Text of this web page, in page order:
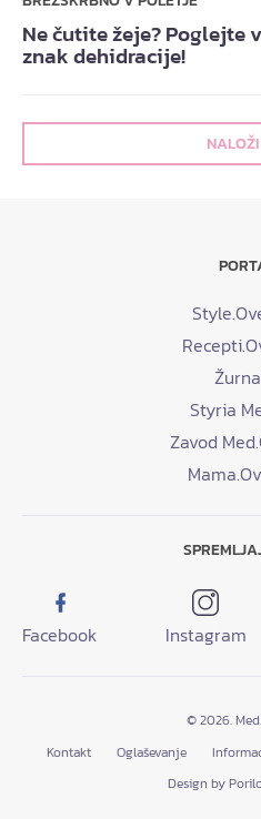
Ne čutite žeje? Poglejte
znak dehidracije!
Styria
Zavod
Facebook Instagram
© 2026.
Kontakt
Oglaševanje
Design by